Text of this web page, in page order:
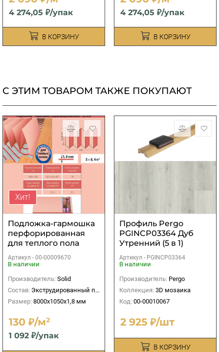
4 274,05 ₽/упак
В КОРЗИНУ
4 274,05 ₽/упак
В КОРЗИНУ
С ЭТИМ ТОВАРОМ ТАКЖЕ ПОКУПАЮТ
Хит!
Подложка-гармошка
перфорированная
для теплого пола
Солид Розовая
8000х1050х1,8 мм
Артикул - 00-00009670
В наличии
Производитель: Solid
Состав: Экструдированный пенополистирол
Размер: 8000х1050х1,8 мм
130 ₽/м²
1 092 ₽/упак
Профиль Pergo
PGINCP03364 Дуб
Утренний (5 в 1)
Артикул - PGINCP03364
В наличии
Производитель: Pergo
Коллекция: 3D мозаика
Код: 00-00010067
2 925 ₽/шт
В КОРЗИНУ